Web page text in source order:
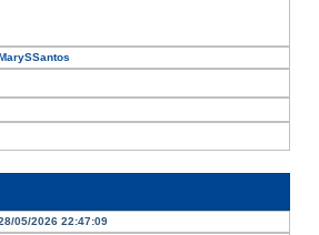
05/2026 22:47:09